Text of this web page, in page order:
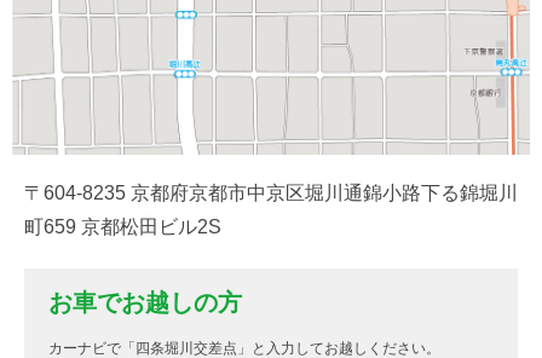
〒604-8235 京都府京都市中京区堀川通錦小路下る錦堀川
町659 京都松田ビル2S
お車でお越しの方
カーナビで「四条堀川交差点」と入力してお越しください。